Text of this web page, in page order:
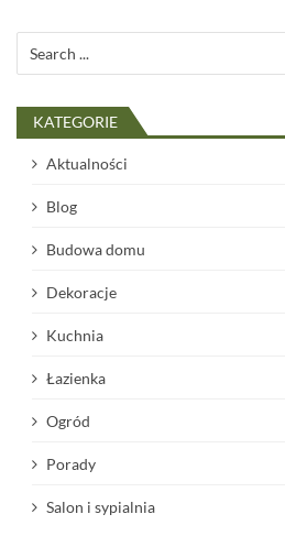
for:
KATEGORIE
Aktualności
Blog
Budowa domu
Dekoracje
Kuchnia
Łazienka
Ogród
Porady
Salon i sypialnia